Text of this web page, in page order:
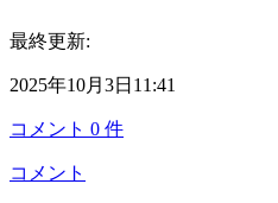
最終更新:
2025年10月3日11:41
コメント 0 件
コメント